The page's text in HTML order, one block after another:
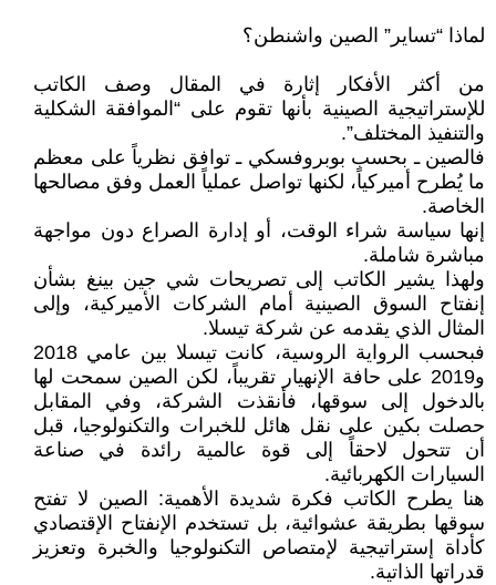
لماذا “تساير” الصين واشنطن؟
من أكثر الأفكار إثارة في المقال وصف الكاتب
للإستراتيجية الصينية بأنها تقوم على “الموافقة الشكلية
والتنفيذ المختلف”.
فالصين ـ بحسب بوبروفسكي ـ توافق نظرياً على معظم
ما يُطرح أميركياً، لكنها تواصل عملياً العمل وفق مصالحها
الخاصة.
إنها سياسة شراء الوقت، أو إدارة الصراع دون مواجهة
مباشرة شاملة.
ولهذا يشير الكاتب إلى تصريحات شي جين بينغ بشأن
إنفتاح السوق الصينية أمام الشركات الأميركية، وإلى
المثال الذي يقدمه عن شركة تيسلا.
فبحسب الرواية الروسية، كانت تيسلا بين عامي 2018
و2019 على حافة الإنهيار تقريباً، لكن الصين سمحت لها
بالدخول إلى سوقها، فأنقذت الشركة، وفي المقابل
حصلت بكين على نقل هائل للخبرات والتكنولوجيا، قبل
أن تتحول لاحقاً إلى قوة عالمية رائدة في صناعة
السيارات الكهربائية.
هنا يطرح الكاتب فكرة شديدة الأهمية: الصين لا تفتح
سوقها بطريقة عشوائية، بل تستخدم الإنفتاح الإقتصادي
كأداة إستراتيجية لإمتصاص التكنولوجيا والخبرة وتعزيز
قدراتها الذاتية.